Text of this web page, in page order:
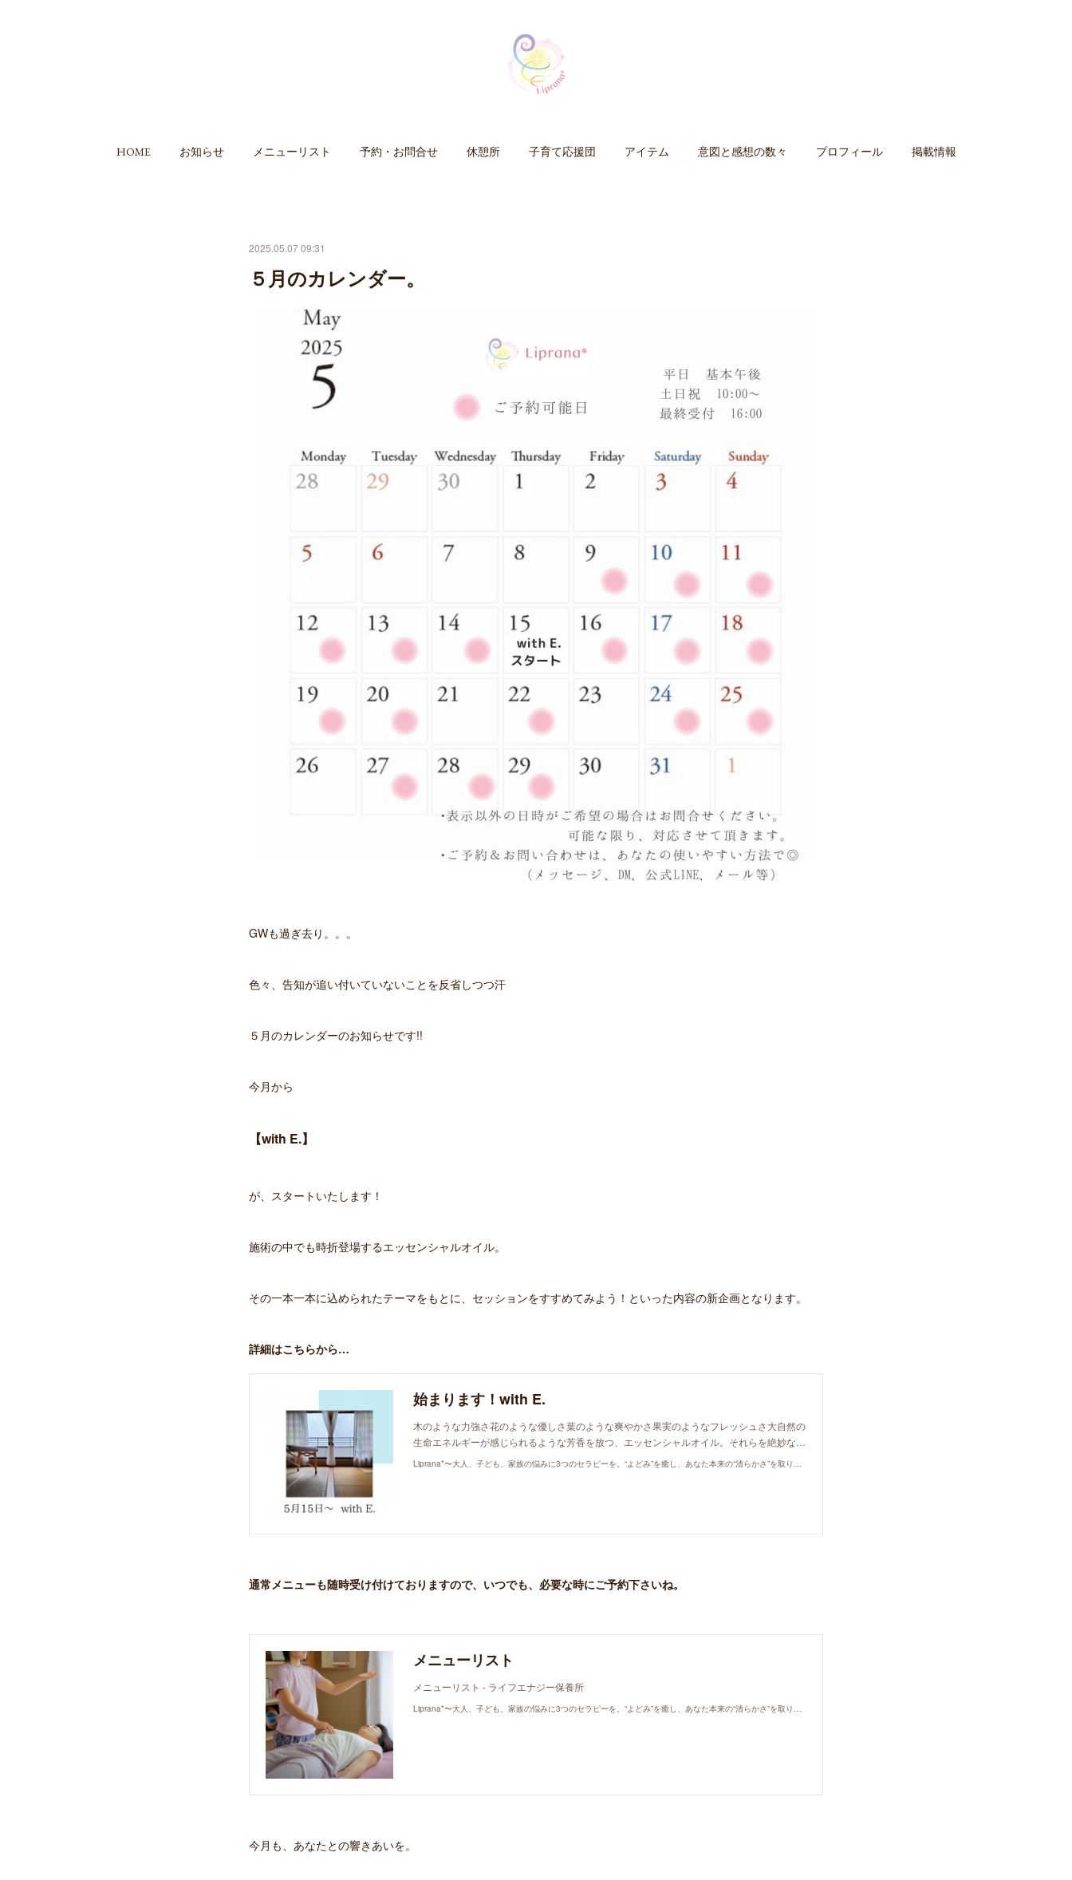
HOME お知らせ メニューリスト 予約・お問合せ 休憩所 子育て応援団 アイテム 意図と感想の数々 プロフィール 掲載情報
2025.05.07 09:31
５月のカレンダー。
GWも過ぎ去り。。。
色々、告知が追い付いていないことを反省しつつ汗
５月のカレンダーのお知らせです!!
今月から
【with E.】
が、スタートいたします！
施術の中でも時折登場するエッセンシャルオイル。
その一本一本に込められたテーマをもとに、セッションをすすめてみよう！といった内容の新企画となります。
詳細はこちらから…
始まります！with E.
木のような力強さ花のような優しさ葉のような爽やかさ果実のようなフレッシュさ大自然の
生命エネルギーが感じられるような芳香を放つ、エッセンシャルオイル。それらを絶妙な…
通常メニューも随時受け付けておりますので、いつでも、必要な時にご予約下さいね。
メニューリスト
メニューリスト - ライフエナジー保養所
今月も、あなたとの響きあいを。